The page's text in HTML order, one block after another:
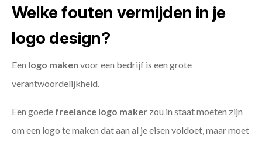
Welke fouten vermijden in je
logo design?
Een logo maken voor een bedrijf is een grote
verantwoordelijkheid.
Een goede freelance logo maker zou in staat moeten zijn
om een logo te maken dat aan al je eisen voldoet, maar moet